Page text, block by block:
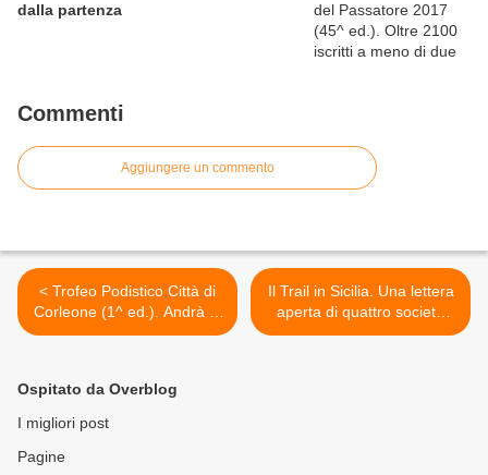
dalla partenza
Commenti
Aggiungere un commento
< Trofeo Podistico Città di
Corleone (1^ ed.). Andrà in
scena il prossimo 31
Il Trail in Sicilia. Una lettera
aperta di quattro società
siciliane con dichiarate
Ospitato da Overblog
I migliori post
Pagine